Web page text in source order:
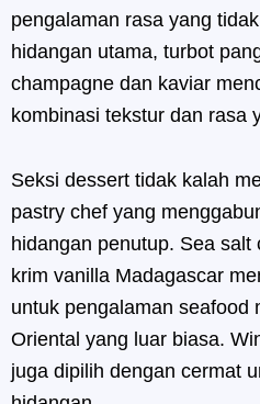
pengalaman rasa yang
hidangan utama, turbot
champagne dan kaviar
kombinasi tekstur dan rasa
Seksi dessert tidak kalah
pastry chef yang
hidangan penutup. Sea
krim vanilla Madagascar
untuk pengalaman seafood
Oriental yang luar biasa.
juga dipilih dengan cermat